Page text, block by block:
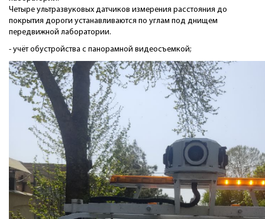
Четыре ультразвуковых датчиков измерения расстояния до
покрытия дороги устанавливаются по углам под днищем
передвижной лаборатории.
- учёт обустройства с панорамной видеосъемкой;